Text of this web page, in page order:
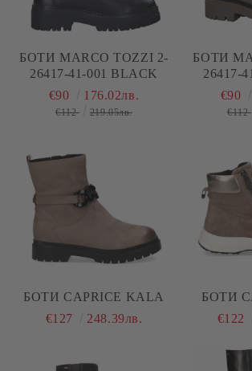
БОТИ MARCO TOZZI 2-
26417-41-001 BLACK
€90 176.02лв.
€112 219.05лв.
БОТИ
26417-
€90
€112
БОТИ CAPRICE KALA
€127
248.39лв.
БОТИ
€122